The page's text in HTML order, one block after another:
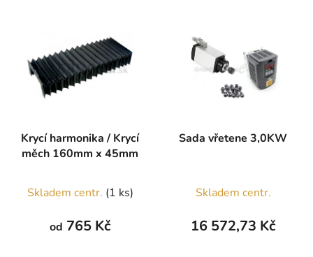
Krycí harmonika / Krycí
měch 160mm x 45mm
Skladem centr. (1 ks)
od 765 Kč
Sada vřetene 3,0KW
Skladem centr.
16 572,73 Kč